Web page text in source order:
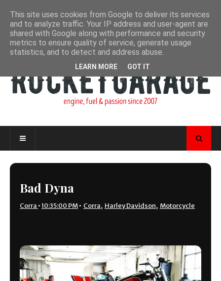
Bad Dyna
Corra •10:35:00 PM• Corra, Harley Davidson, Motorcycle
This site uses cookies from Google to deliver its services
and to analyze traffic. Your IP address and user-agent are
shared with Google along with performance and security
metrics to ensure quality of service, generate usage
statistics, and to detect and address abuse.
LEARN MORE GOT IT